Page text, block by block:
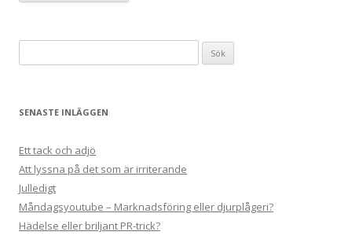
efter:
SENASTE INLÄGGEN
Ett tack och adjö
Att lyssna på det som är irriterande
Julledigt
Måndagsyoutube – Marknadsföring eller djurplågeri?
Hädelse eller briljant PR-trick?